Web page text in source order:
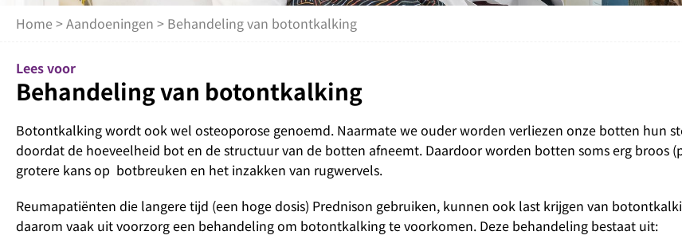
Home >Aandoeningen > Behandeling van botontkalking
Lees voor
Behandeling van botontkalking
Botontkalking wordt ook wel osteoporose genoemd. Naarmate we ouder worden verliezen onze botten hun
doordat de hoeveelheid bot en de structuur van de botten afneemt. Daardoor worden botten soms erg broos
grotere kans op botbreuken en het inzakken van rugwervels.
Reumapatiënten die langere tijd (een hoge dosis) Prednison gebruiken, kunnen ook last krijgen van
daarom vaak uit voorzorg een behandeling om botontkalking te voorkomen. Deze behandeling bestaat uit: